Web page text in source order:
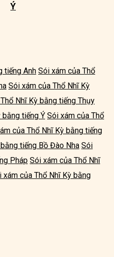
Ý
tiếng Anh Sói xám của Thổ
Sói xám của Thổ Nhĩ Kỳ
Nhĩ Kỳ bằng tiếng Thụy
bằng tiếng Ý Sói xám của Thổ
của Thổ Nhĩ Kỳ bằng tiếng
tiếng Bồ Đào Nha Sói
Pháp Sói xám của Thổ Nhĩ
xám của Thổ Nhĩ Kỳ bằng